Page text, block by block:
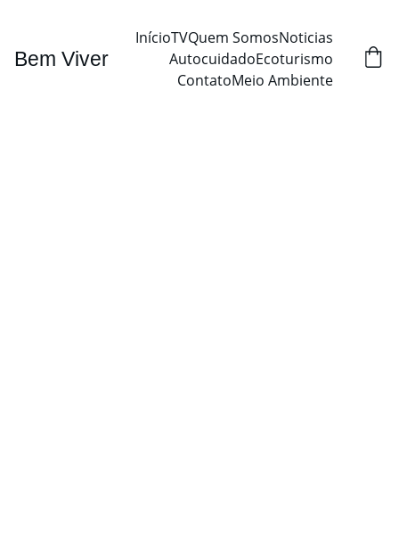
Bem Viver
InícioTVQuem SomosNoticias
AutocuidadoEcoturismo
ContatoMeio Ambiente